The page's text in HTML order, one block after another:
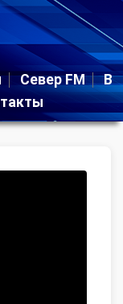
Север FM
В